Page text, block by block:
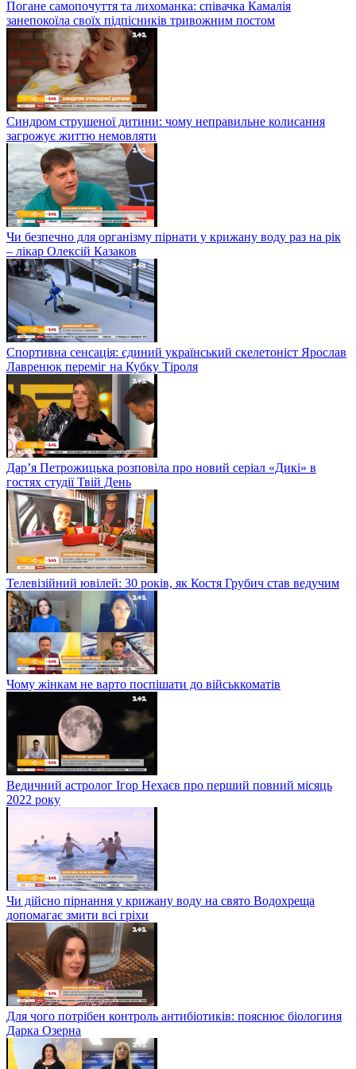
Погане самопочуття та лихоманка: співачка Камалія
занепокоїла своїх підпісників тривожним постом
Синдром струшеної дитини: чому неправильне колисання
загрожує життю немовляти
Чи безпечно для організму пірнати у крижану воду раз на рік
– лікар Олексій Казаков
Спортивна сенсація: єдиний український скелетоніст Ярослав
Лавренюк переміг на Кубку Тіроля
Дар’я Петрожицька розповіла про новий серіал «Дикі» в
гостях студії Твій День
Телевізійний ювілей: 30 років, як Костя Грубич став ведучим
Чому жінкам не варто поспішати до військкоматів
Ведичний астролог Ігор Нехаєв про перший повний місяць
2022 року
Чи дійсно пірнання у крижану воду на свято Водохреща
допомагає змити всі гріхи
Для чого потрібен контроль антибіотиків: пояснює біологиня
Дарка Озерна